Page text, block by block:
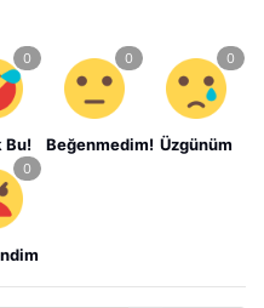
Bu! Beğenmedim! Üzgünüm